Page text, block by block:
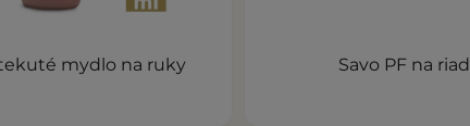
mydlo na ruky Savo PF na riad